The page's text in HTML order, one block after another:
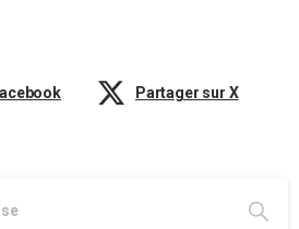
Partager sur X